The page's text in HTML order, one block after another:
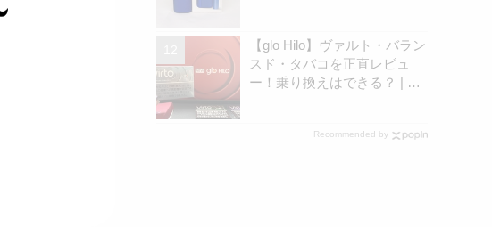
| アイコスさん
【glo Hilo】ヴァルト・バラン
スド・タバコを正直レビュ
ー！乗り換えはできる？ | ア
Recommended by